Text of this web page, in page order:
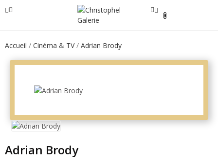
0
Accueil Cinéma & TV Adrian Brody
Adrian Brody